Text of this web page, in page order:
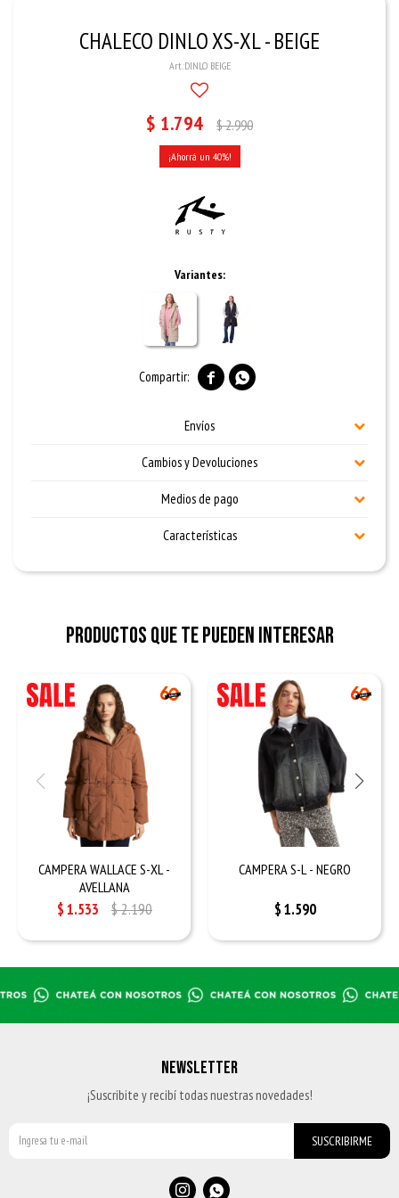
CHALECO DINLO XS-XL - BEIGE
DINLO BEIGE
$ 1.794 $2.990
40
Variantes:
 
Envíos
Cambios y Devoluciones
Medios de pago
Características
Productos que te pueden interesar
CAMPERA WALLACE S-XL -
AVELLANA
$1.533 $2.190
CAMPERA S-L - NEGRO
$1.590
NEWSLETTER
¡Suscribite y recibí todas nuestras novedades!
SUSCRIBIRME
 